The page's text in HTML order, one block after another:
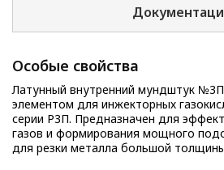
Особые свойства
Латунный внутренний мундштук
элементом для инжекторных
серии Р3П. Предназначен для
газов и формирования мощного
для резки металла большой